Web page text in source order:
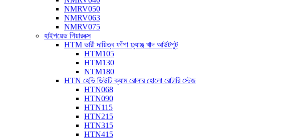
NMRV050
NMRV063
NMRV075
হাইপয়েড গিয়ারবক্স
HTM ভারী দায়িত্ব ফাঁপা ফ্ল্যাঞ্জ খাদ আউটপুট
HTM105
HTM130
NTM180
HTN হেভি ডিউটি ​​ক্যাম রোলার হোলো রোটারি স্টেজ
HTN068
HTN090
HTN115
HTN215
HTN315
HTN415